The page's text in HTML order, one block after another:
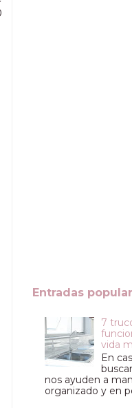
Entradas
7
vida
En
nos ayuden a
organizado y en